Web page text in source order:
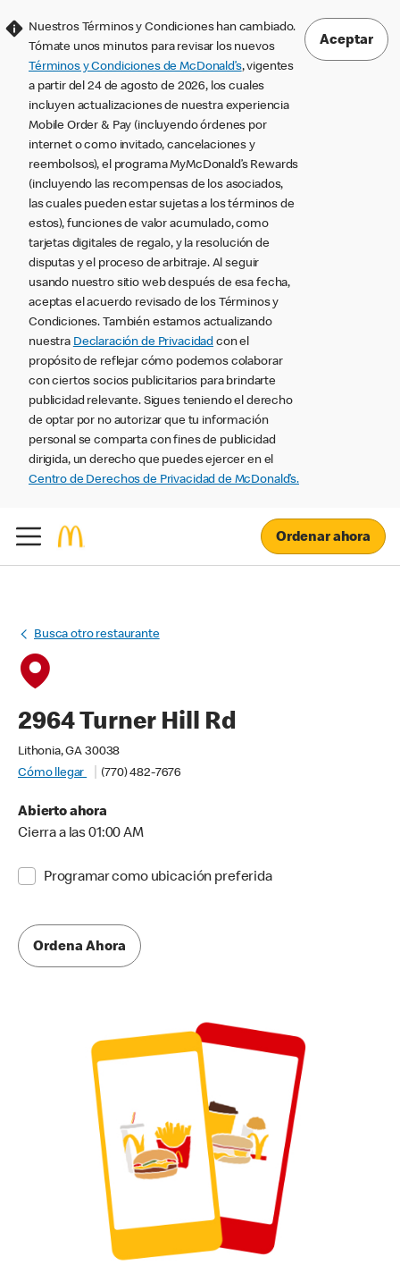
Nuestros Términos y Condiciones han cambiado.
Tómate unos minutos para revisar los nuevos
Términos y Condiciones de McDonald’s, vigentes
a partir del 24 de agosto de 2026, los cuales
incluyen actualizaciones de nuestra experiencia
Mobile Order & Pay (incluyendo órdenes por
internet o como invitado, cancelaciones y
reembolsos), el programa MyMcDonald’s Rewards
(incluyendo las recompensas de los asociados,
las cuales pueden estar sujetas a los términos de
estos), funciones de valor acumulado, como
tarjetas digitales de regalo, y la resolución de
disputas y el proceso de arbitraje. Al seguir
usando nuestro sitio web después de esa fecha,
aceptas el acuerdo revisado de los Términos y
Condiciones. También estamos actualizando
nuestra Declaración de Privacidad con el
propósito de reflejar cómo podemos colaborar
con ciertos socios publicitarios para brindarte
publicidad relevante. Sigues teniendo el derecho
de optar por no autorizar que tu información
personal se comparta con fines de publicidad
dirigida, un derecho que puedes ejercer en el
Centro de Derechos de Privacidad de McDonald’s.
Aceptar
Ordenar ahora
Busca otro restaurante
2964 Turner Hill Rd
Lithonia, GA 30038
Cómo llegar
(770) 482-7676
Abierto ahora
Cierra a las 01:00 AM
Programar como ubicación preferida
Ordena Ahora